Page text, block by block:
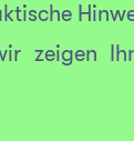
zeigen